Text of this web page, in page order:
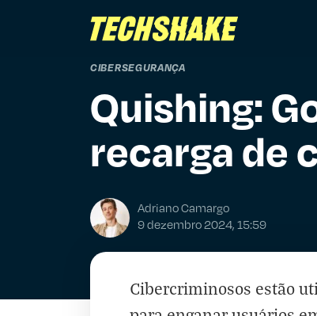
CIBERSEGURANÇA
Quishing:
recarga de
Adriano Camargo
9 dezembro 2024, 15:59
Cibercriminosos estão